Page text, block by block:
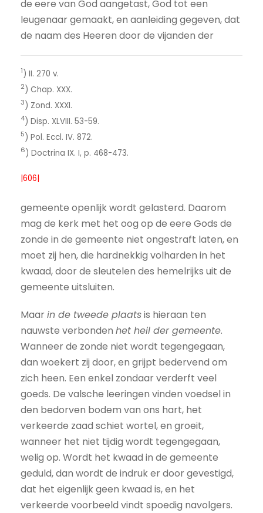
de eere van God aangetast, God tot een
leugenaar gemaakt, en aanleiding gegeven, dat
de naam des Heeren door de vijanden der
1) II. 270 v.
2) Chap. XXX.
3) Zond. XXXI.
4) Disp. XLVIII. 53-59.
5) Pol. Eccl. IV. 872.
6) Doctrina IX. I, p. 468-473.
|606|
gemeente openlijk wordt gelasterd. Daarom
mag de kerk met het oog op de eere Gods de
zonde in de gemeente niet ongestraft laten, en
moet zij hen, die hardnekkig volharden in het
kwaad, door de sleutelen des hemelrijks uit de
gemeente uitsluiten.
Maarin de tweede plaatsis hieraan ten
nauwste verbonden het heil der gemeente.
Wanneer de zonde niet wordt tegengegaan,
dan woekert zij door, en grijpt bedervend om
zich heen. Een enkel zondaar verderft veel
goeds. De valsche leeringen vinden voedsel in
den bedorven bodem van ons hart, het
verkeerde zaad schiet wortel, en groeit,
wanneer het niet tijdig wordt tegengegaan,
welig op. Wordt het kwaad in de gemeente
geduld, dan wordt de indruk er door gevestigd,
dat het eigenlijk geen kwaad is, en het
verkeerde voorbeeld vindt spoedig navolgers.